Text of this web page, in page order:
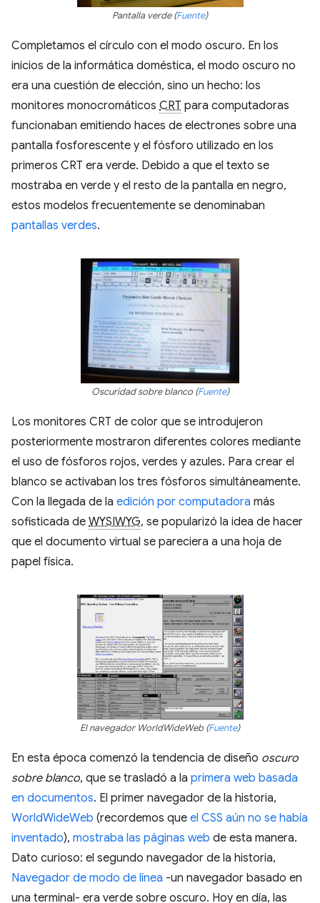
Pantalla verde (Fuente)
Completamos el círculo con el modo oscuro. En los
inicios de la informática doméstica, el modo oscuro no
era una cuestión de elección, sino un hecho: los
monitores monocromáticos CRT para computadoras
funcionaban emitiendo haces de electrones sobre una
pantalla fosforescente y el fósforo utilizado en los
primeros CRT era verde. Debido a que el texto se
mostraba en verde y el resto de la pantalla en negro,
estos modelos frecuentemente se denominaban
pantallas verdes.
Oscuridad sobre blanco (Fuente)
Los monitores CRT de color que se introdujeron
posteriormente mostraron diferentes colores mediante
el uso de fósforos rojos, verdes y azules. Para crear el
blanco se activaban los tres fósforos simultáneamente.
Con la llegada de la edición por computadora más
sofisticada de WYSIWYG, se popularizó la idea de hacer
que el documento virtual se pareciera a una hoja de
papel física.
El navegador WorldWideWeb (Fuente)
En esta época comenzó la tendencia de diseño oscuro
sobre blanco, que se trasladó a la primera web basada
en documentos. El primer navegador de la historia,
WorldWideWeb (recordemos que el CSS aún no se había
inventado), mostraba las páginas web de esta manera.
Dato curioso: el segundo navegador de la historia,
Navegador de modo de línea -un navegador basado en
una terminal- era verde sobre oscuro. Hoy en día, las